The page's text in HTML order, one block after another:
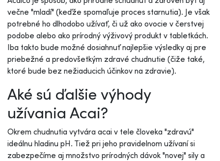
večne "mladí" (keďže spomaľuje proces starnutia). Je však
potrebné ho dlhodobo užívať, či už ako ovocie v čerstvej
podobe alebo ako prírodný výživový produkt v tabletkách.
Iba takto bude možné dosiahnuť najlepšie výsledky aj pre
priebežné a predovšetkým zdravé chudnutie (čiže také,
ktoré bude bez nežiaducich účinkov na zdravie).
Aké sú ďalšie výhody
užívania Acai?
Okrem chudnutia vytvára acai v tele človeka "zdravú"
ideálnu hladinu pH. Tiež pri jeho pravidelnom užívaní si
zabezpečíme aj množstvo prírodných dávok "novej" sily a